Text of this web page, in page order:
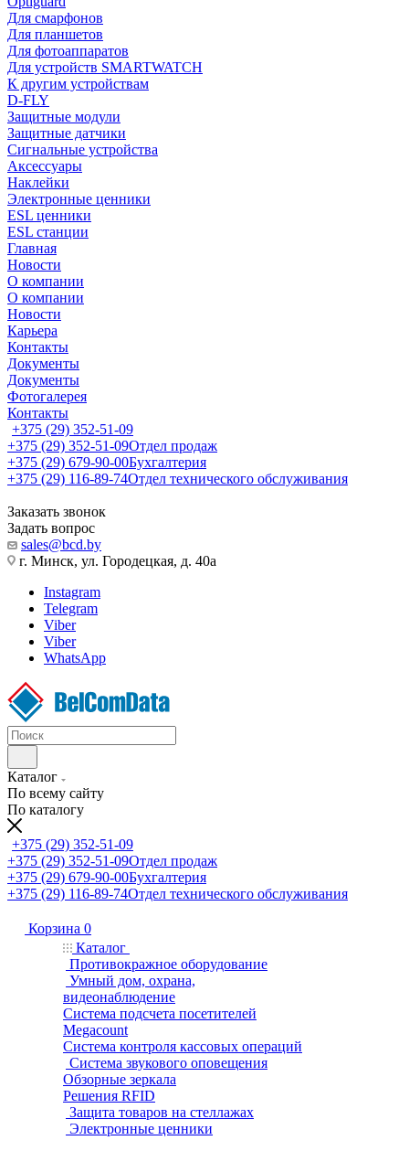
Для смарфонов
Для планшетов
Для фотоаппаратов
Для устройств SMARTWATCH
К другим устройствам
D-FLY
Защитные модули
Защитные датчики
Сигнальные устройства
Аксессуары
Наклейки
Электронные ценники
ESL ценники
ESL станции
Главная
Новости
О компании
О компании
Новости
Карьера
Контакты
Документы
Документы
Фотогалерея
Контакты
+375 (29) 352-51-09
+375 (29) 352-51-09Отдел продаж
+375 (29) 679-90-00Бухгалтерия
+375 (29) 116-89-74Отдел технического обслуживания
Заказать звонок
Задать вопрос
sales@bcd.by
г. Минск, ул. Городецкая, д. 40а
Instagram
Telegram
Viber
Viber
WhatsApp
Каталог
По всему сайту
По каталогу
+375 (29) 352-51-09
+375 (29) 352-51-09Отдел продаж
+375 (29) 679-90-00Бухгалтерия
+375 (29) 116-89-74Отдел технического обслуживания
Корзина 0
Каталог
Противокражное оборудование
Умный дом, охрана,
видеонаблюдение
Система подсчета посетителей
Megacount
Система контроля кассовых операций
Система звукового оповещения
Обзорные зеркала
Решения RFID
Защита товаров на стеллажах
Электронные ценники